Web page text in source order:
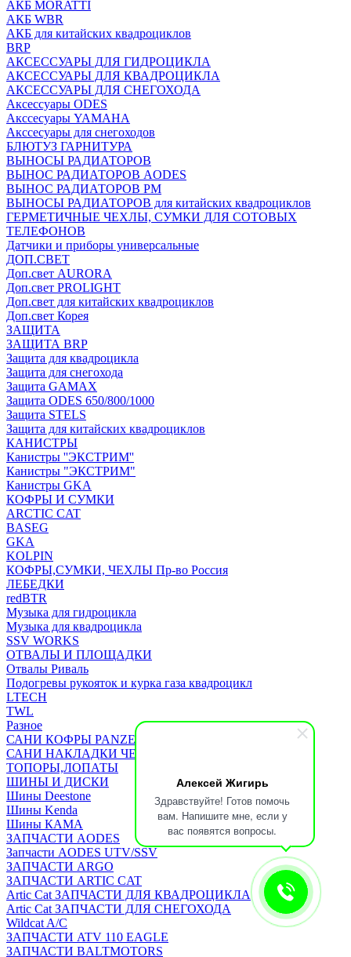
Алексей Жигирь
Здравствуйте! Готов помочь
вам. Напишите мне, если у
вас появятся вопросы.
АКБ MORATTI
АКБ WBR
АКБ для китайских квадроциклов
BRP
АКСЕССУАРЫ ДЛЯ ГИДРОЦИКЛА
АКСЕССУАРЫ ДЛЯ КВАДРОЦИКЛА
АКСЕССУАРЫ ДЛЯ СНЕГОХОДА
Аксессуары ODES
Акссесуары YAMAHA
Акссесуары для снегоходов
БЛЮТУЗ ГАРНИТУРА
ВЫНОСЫ РАДИАТОРОВ
ВЫНОС РАДИАТОРОВ AODES
ВЫНОС РАДИАТОРОВ РМ
ВЫНОСЫ РАДИАТОРОВ для китайских квадроциклов
ГЕРМЕТИЧНЫЕ ЧЕХЛЫ, СУМКИ ДЛЯ СОТОВЫХ
ТЕЛЕФОНОВ
Датчики и приборы универсальные
ДОП.СВЕТ
Доп.свет AURORA
Доп.свет PROLIGHT
Доп.свет для китайских квадроциклов
Доп.свет Корея
ЗАЩИТА
ЗАЩИТА BRP
Защита для квадроцикла
Защита для снегохода
Защита GAMAX
Защита ODES 650/800/1000
Защита STELS
Защита для китайских квадроциклов
КАНИСТРЫ
Канистры ''ЭКСТРИМ''
Канистры "ЭКСТРИМ"
Канистры GKA
КОФРЫ И СУМКИ
ARCTIC CAT
BASEG
GKA
KOLPIN
КОФРЫ,СУМКИ, ЧЕХЛЫ Пр-во Россия
ЛЕБЕДКИ
redBTR
Музыка для гидроцикла
Музыка для квадроцикла
SSV WORKS
ОТВАЛЫ И ПЛОЩАДКИ
Отвалы Риваль
Подогревы рукояток и курка газа квадроцикл
LTECH
TWL
Разное
САНИ КОФРЫ PANZERBOX
САНИ НАКЛАДКИ ЧЕХЛЫ Бьюско
ТОПОРЫ,ЛОПАТЫ
ШИНЫ И ДИСКИ
Шины Deestone
Шины Kenda
Шины КАМА
ЗАПЧАСТИ AODES
Запчасти AODES UTV/SSV
ЗАПЧАСТИ ARGO
ЗАПЧАСТИ ARTIC CAT
Artic Cat ЗАПЧАСТИ ДЛЯ КВАДРОЦИКЛА
Artic Cat ЗАПЧАСТИ ДЛЯ СНЕГОХОДА
Wildcat A/C
ЗАПЧАСТИ ATV 110 EAGLE
ЗАПЧАСТИ BALTMOTORS